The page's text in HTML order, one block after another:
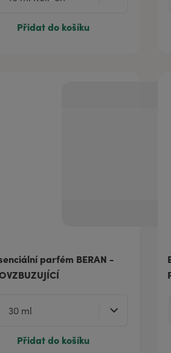
Přidat do košíku
parfém BERAN -
Přidat do košíku